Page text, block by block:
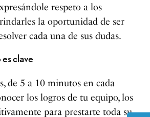
respeto a los
la oportunidad de ser
cada una de sus dudas.
clave
de 5 a 10 minutos en cada
los logros de tu equipo, los
para prestarte toda su